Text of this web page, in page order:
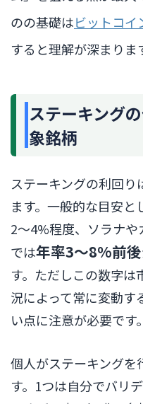
のの基礎はビットコイ
すると理解が深まりま
ステーキング
象銘柄
ステーキングの利回り
ます。一般的な目安
2〜4%程度、ソラナ
では年率3〜8%前後
す。ただしこの数字
況によって常に変動す
い点に注意が必要です。
個人がステーキングを
す。1つは自分でバリ